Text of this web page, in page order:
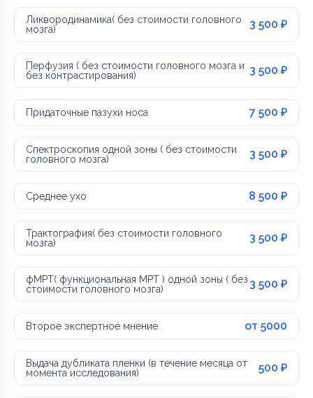
Ликвородинамика( без стоимости головного
мозга)
3 500 ₽
Перфузия ( без стоимости головного мозга и
без контрастирования)
3 500 ₽
Придаточные пазухи носа 7 500 ₽
Спектроскопия одной зоны ( без стоимости
головного мозга)
3 500 ₽
Среднее ухо 8 500 ₽
Трактография( без стоимости головного
мозга)
3 500 ₽
фМРТ( функциональная МРТ ) одной зоны ( без
стоимости головного мозга)
3 500 ₽
Второе экспертное мнение от 5000
Выдача дубликата пленки (в течение месяца от
момента исследования)
500 ₽